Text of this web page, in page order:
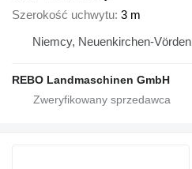
Szerokość uchwytu 3 m
Niemcy, Neuenkirchen-Vörden
REBO Landmaschinen GmbH